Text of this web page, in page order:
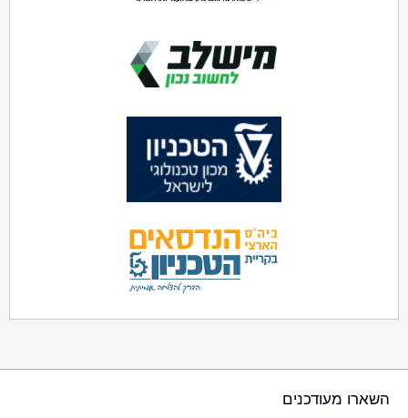
השארו מעודכנים